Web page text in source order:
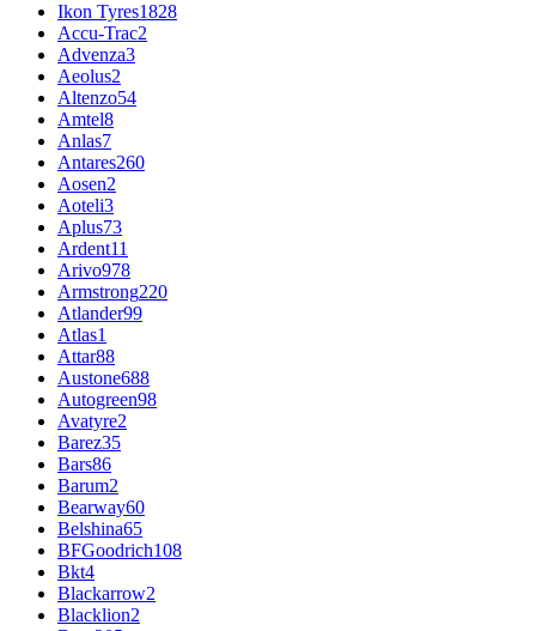
Ikon Tyres1828
Accu-Trac2
Advenza3
Aeolus2
Altenzo54
Amtel8
Anlas7
Antares260
Aosen2
Aoteli3
Aplus73
Ardent11
Arivo978
Armstrong220
Atlander99
Atlas1
Attar88
Austone688
Autogreen98
Avatyre2
Barez35
Bars86
Barum2
Bearway60
Belshina65
BFGoodrich108
Bkt4
Blackarrow2
Blacklion2